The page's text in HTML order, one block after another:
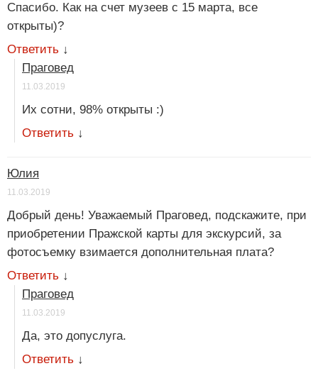
Спасибо. Как на счет музеев с 15 марта, все
открыты)?
Ответить ↓
Праговед
11.03.2019
Их сотни, 98% открыты :)
Ответить ↓
Юлия
11.03.2019
Добрый день! Уважаемый Праговед, подскажите, при
приобретении Пражской карты для экскурсий, за
фотосъемку взимается дополнительная плата?
Ответить ↓
Праговед
11.03.2019
Да, это допуслуга.
Ответить ↓